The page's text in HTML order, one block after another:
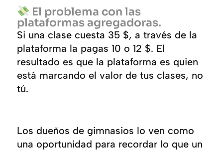
El problema con las
plataformas agregadoras.
Si una clase cuesta 35 $, a través de la
plataforma la pagas 10 o 12 $. El
resultado es que la plataforma es quien
está marcando el valor de tus clases, no
tú.
Los dueños de gimnasios lo ven como
una oportunidad para recordar lo que un